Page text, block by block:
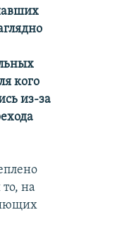
кого
из-за
на